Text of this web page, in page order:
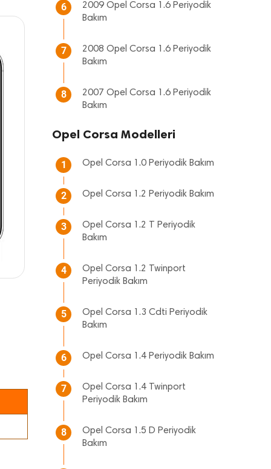
6
2009 Opel Corsa 1.6 Periyodik
Bakım
7
2008 Opel Corsa 1.6 Periyodik
Bakım
8
2007 Opel Corsa 1.6 Periyodik
Bakım
Opel Corsa Modelleri
1 Opel Corsa 1.0 Periyodik Bakım
2 Opel Corsa 1.2 Periyodik Bakım
3
Opel Corsa 1.2 T Periyodik
Bakım
4
Opel Corsa 1.2 Twinport
Periyodik Bakım
5
Opel Corsa 1.3 Cdti Periyodik
Bakım
6 Opel Corsa 1.4 Periyodik Bakım
7
Opel Corsa 1.4 Twinport
Periyodik Bakım
8
Opel Corsa 1.5 D Periyodik
Bakım